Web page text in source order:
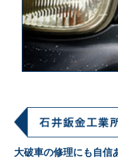
大破車の修理にも自信